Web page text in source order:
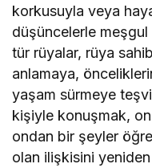
korkusuyla veya
düşüncelerle
tür rüyalar, rüya
anlamaya,
yaşam sürmeye
kişiyle konuşmak,
ondan bir şeyler
olan ilişkisini